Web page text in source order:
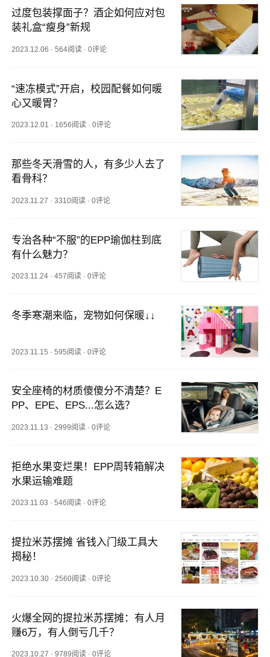
过度包装撑面子？酒企如何应对包
装礼盒“瘦身”新规
2023.12.06 ·564阅读 ·0评论
“速冻模式”开启，校园配餐如何暖
心又暖胃？
2023.12.01 · 1656阅读 ·0评论
那些冬天滑雪的人，有多少人去了
看骨科？
2023.11.27 ·3310阅读 ·0评论
专治各种“不服”的EPP瑜伽柱到底
有什么魅力？
2023.11.24 ·457阅读 ·0评论
冬季寒潮来临，宠物如何保暖↓↓
2023.11.15 ·595阅读 ·0评论
安全座椅的材质傻傻分不清楚？E
PP、EPE、EPS...怎么选？
2023.11.13 ·2999阅读 ·0评论
拒绝水果变烂果！EPP周转箱解决
水果运输难题
2023.11.03 ·546阅读 ·0评论
提拉米苏摆摊 省钱入门级工具大
揭秘！
2023.10.30 · 2560阅读 ·0评论
火爆全网的提拉米苏摆摊：有人月
赚6万，有人倒亏几千？
2023.10.27 ·9789阅读 ·0评论